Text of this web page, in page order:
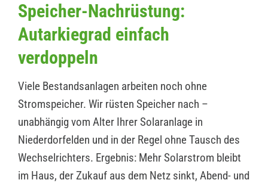
Speicher-Nachrüstung:
Autarkiegrad einfach
verdoppeln
Viele Bestandsanlagen arbeiten noch ohne
Stromspeicher. Wir rüsten Speicher nach –
unabhängig vom Alter Ihrer Solaranlage in
Niederdorfelden und in der Regel ohne Tausch des
Wechselrichters. Ergebnis: Mehr Solarstrom bleibt
im Haus, der Zukauf aus dem Netz sinkt, Abend- und